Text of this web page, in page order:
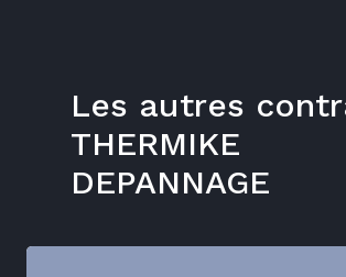
Les autres
THERMIKE
DEPANNAGE